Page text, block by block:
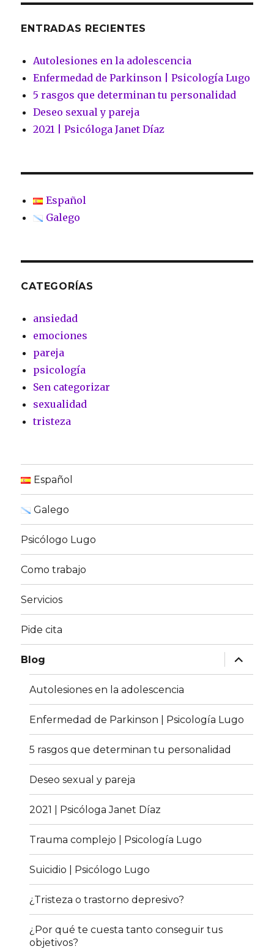
ENTRADAS RECIENTES
Autolesiones en la adolescencia
Enfermedad de Parkinson | Psicología Lugo
5 rasgos que determinan tu personalidad
Deseo sexual y pareja
2021 | Psicóloga Janet Díaz
Español
Galego
CATEGORÍAS
ansiedad
emociones
pareja
psicología
Sen categorizar
sexualidad
tristeza
Español
Galego
Psicólogo Lugo
Como trabajo
Servicios
Pide cita
Blog
expande
el
menú
Autolesiones en la adolescencia
Enfermedad de Parkinson | Psicología Lugo
5 rasgos que determinan tu personalidad
Deseo sexual y pareja
2021 | Psicóloga Janet Díaz
Trauma complejo | Psicología Lugo
Suicidio | Psicólogo Lugo
¿Tristeza o trastorno depresivo?
¿Por qué te cuesta tanto conseguir tus
objetivos?